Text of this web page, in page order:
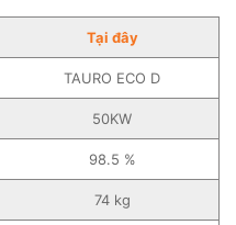
Tại đây
TAURO ECO D
50KW
98.5 %
74 kg